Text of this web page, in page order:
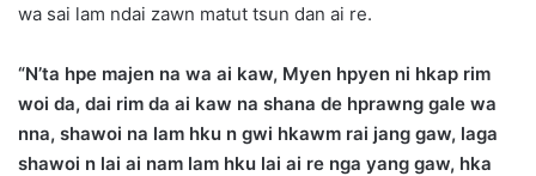
wa sai lam ndai zawn matut tsun dan ai re.
“N’ta hpe majen na wa ai kaw, Myen hpyen ni hkap rim
woi da, dai rim da ai kaw na shana de hprawng gale wa
nna, shawoi na lam hku n gwi hkawm rai jang gaw, laga
shawoi n lai ai nam lam hku lai ai re nga yang gaw, hka